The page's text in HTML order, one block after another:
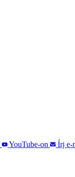
YouTube-on
Írj e-